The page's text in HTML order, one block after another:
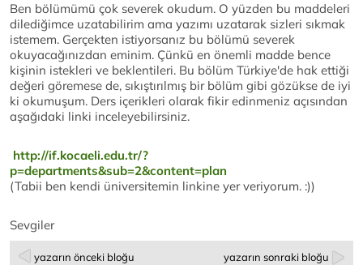
Ben bölümümü çok severek okudum. O yüzden bu maddeleri
dilediğimce uzatabilirim ama yazımı uzatarak sizleri sıkmak
istemem. Gerçekten istiyorsanız bu bölümü severek
okuyacağınızdan eminim. Çünkü en önemli madde bence
kişinin istekleri ve beklentileri. Bu bölüm Türkiye'de hak ettiği
değeri göremese de, sıkıştırılmış bir bölüm gibi gözükse de iyi
ki okumuşum. Ders içerikleri olarak fikir edinmeniz açısından
aşağıdaki linki inceleyebilirsiniz.
http://if.kocaeli.edu.tr/?
p=departments&sub=2&content=plan
(Tabii ben kendi üniversitemin linkine yer veriyorum. :))
Sevgiler
yazarın önceki bloğu yazarın sonraki bloğu